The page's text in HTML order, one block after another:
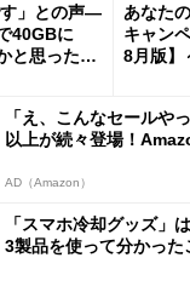
」との声―
40GBに
と思った」
あなた
キャン
8月版】
「え、こんなセールや
以上が続々登場！
AD（Amazon）
「スマホ冷却グッズ
3製品を使って分かった